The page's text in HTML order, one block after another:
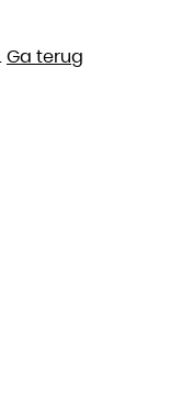
Ga terug